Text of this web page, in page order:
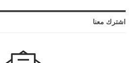
اشترك معنا